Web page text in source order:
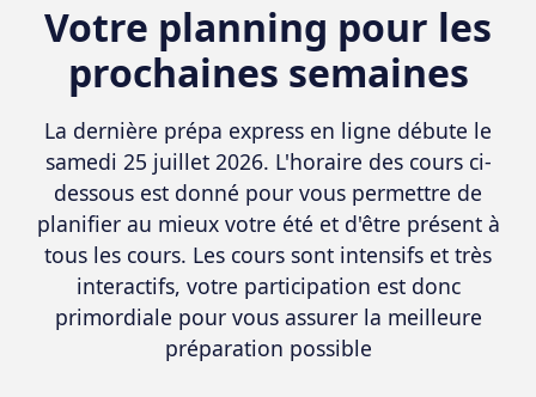
Votre planning pour les
prochaines semaines
La dernière prépa express en ligne débute le
samedi 25 juillet 2026. L'horaire des cours ci-
dessous est donné pour vous permettre de
planifier au mieux votre été et d'être présent à
tous les cours. Les cours sont intensifs et très
interactifs, votre participation est donc
primordiale pour vous assurer la meilleure
préparation possible